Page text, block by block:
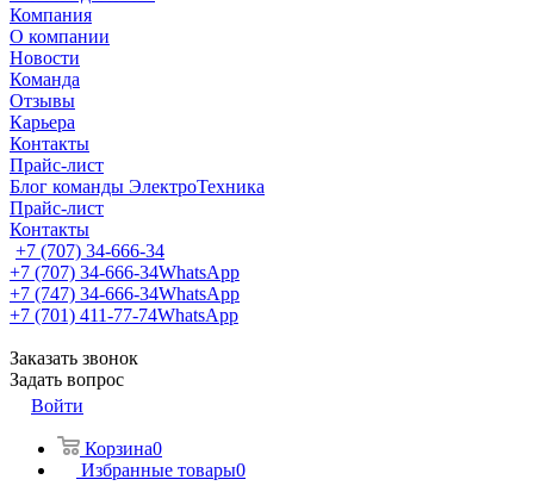
Компания
О компании
Новости
Команда
Отзывы
Карьера
Контакты
Прайс-лист
Блог команды ЭлектроТехника
Прайс-лист
Контакты
+7 (707) 34-666-34
+7 (707) 34-666-34WhatsApp
+7 (747) 34-666-34WhatsApp
+7 (701) 411-77-74WhatsApp
Заказать звонок
Задать вопрос
Войти
Корзина0
Избранные товары0